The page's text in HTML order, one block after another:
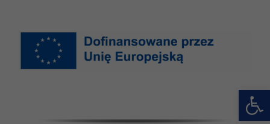
zawartości